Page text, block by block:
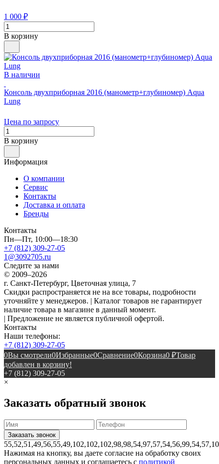
1 000 ₽
В корзину
В наличии
Консоль двухприборная 2016 (манометр+глубиномер) Aqua
Lung
Цена по запросу
В корзину
Информация
О компании
Сервис
Контакты
Доставка и оплата
Бренды
Контакты
Пн—Пт, 10:00—18:30
+7 (812) 309-27-05
1@3092705.ru
Следите за нами
© 2009–2026
г. Санкт-Петербург, Цветочная улица, 7
Скидки распространяется не на все товары, подробности
уточняйте у менеджеров. | Каталог товаров не гарантирует
наличие товара в магазине в данный момент.
| Предложение не является публичной офертой.
Контакты
Наши телефоны:
+7 (812) 309-27-05
0Вы смотрели0Избранные0Сравнение0Корзина0 ₽Товар
добавлен в корзину!
+7 (812) 309-27-05
×
Заказать обратный звонок
Нажимая на кнопку, вы даете согласие на обработку своих
персональных данных и соглашаетесь с политикой